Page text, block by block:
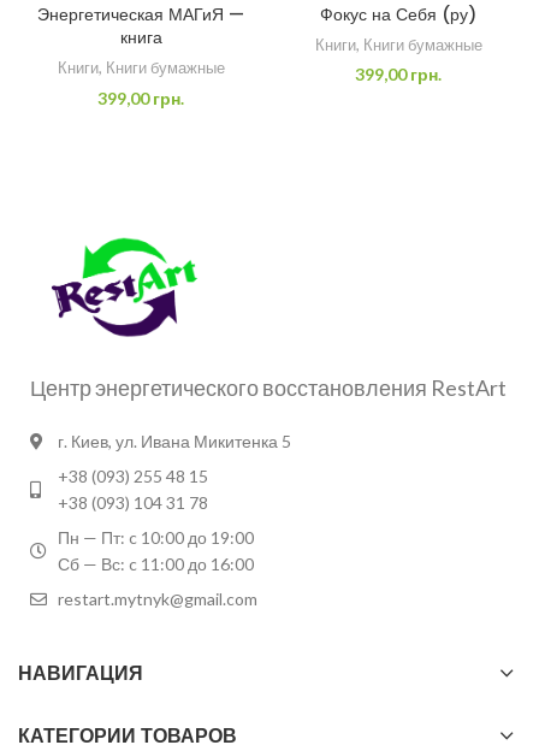
Энергетическая МАГиЯ —
книга
Книги, Книги бумажные
399,00грн.
Фокус на Себя (ру)
Книги, Книги бумажные
399,00грн.
Центр энергетического восстановления RestArt
г. Киев, ул. Ивана Микитенка 5
+38 (093) 255 48 15
+38 (093) 104 31 78
Пн — Пт: c 10:00 до 19:00
Сб — Вс: c 11:00 до 16:00
restart.mytnyk@gmail.com
НАВИГАЦИЯ
КАТЕГОРИИ ТОВАРОВ